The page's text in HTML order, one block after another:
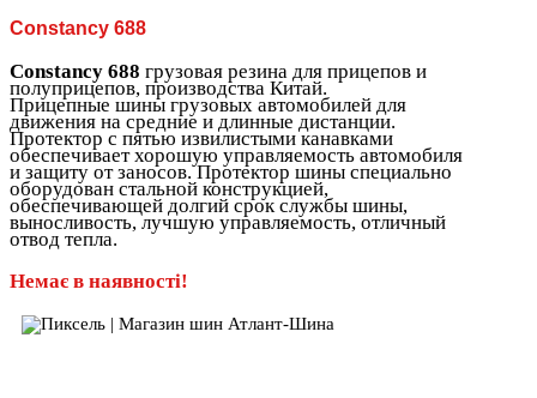
Constancy 688
Constancy 688 грузовая резина для прицепов и
полуприцепов, производства Китай.
Прицепные шины грузовых автомобилей для
движения на средние и длинные дистанции.
Протектор с пятью извилистыми канавками
обеспечивает хорошую управляемость автомобиля
и защиту от заносов. Протектор шины специально
оборудован стальной конструкцией,
обеспечивающей долгий срок службы шины,
выносливость, лучшую управляемость, отличный
отвод тепла.
Немає в наявності!